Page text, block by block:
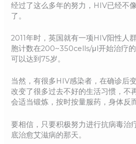
经过了这么多年的努力，HIV已经不
了。
2011年时，英国就有一项HIV阳性人
胞计数在200~350cells/μl开始治疗
可以达到75岁。
当然，有很多HIV感染者，在确诊后
改变了很多过去不好的生活习惯，不
会适当锻炼，按时按量服药，身体反
要相信，只要积极努力进行抗病毒治
底治愈艾滋病的那天。